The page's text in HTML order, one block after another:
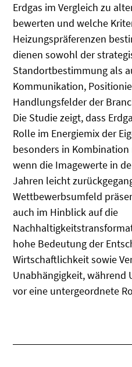
Erdgas im Vergleich zu
bewerten und welche
Heizungspräferenzen
dienen sowohl der
Standortbestimmung als
Kommunikation,
Handlungsfelder der
Die Studie zeigt, dass
Rolle im Energiemix der
besonders in
wenn die Imagewerte in
Jahren leicht
Wettbewerbsumfeld
auch im Hinblick auf die
hohe Bedeutung der
Wirtschaftlichkeit sowie
Unabhängigkeit, während
vor eine untergeordnete